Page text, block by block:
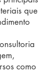
que
como